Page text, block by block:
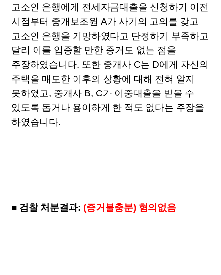
고소인 은행에게 전세자금대출을 신청하기 이전
시점부터 중개보조원 A가 사기의 고의를 갖고
고소인 은행을 기망하였다고 단정하기 부족하고
달리 이를 입증할 만한 증거도 없는 점을
주장하였습니다. 또한 중개사 C는 D에게 자신의
주택을 매도한 이후의 상황에 대해 전혀 알지
못하였고, 중개사 B, C가 이중대출을 받을 수
있도록 돕거나 용이하게 한 적도 없다는 주장을
하였습니다.
■ 검찰 처분결과: (증거불충분) 혐의없음